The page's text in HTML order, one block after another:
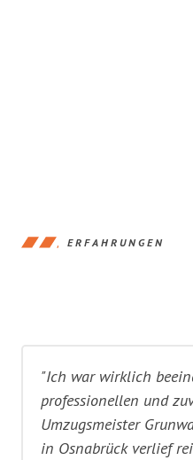
ERFAHRUNGEN
"Ich war wirklich
professionellen und
Umzugsmeister
in Osnabrück verlief